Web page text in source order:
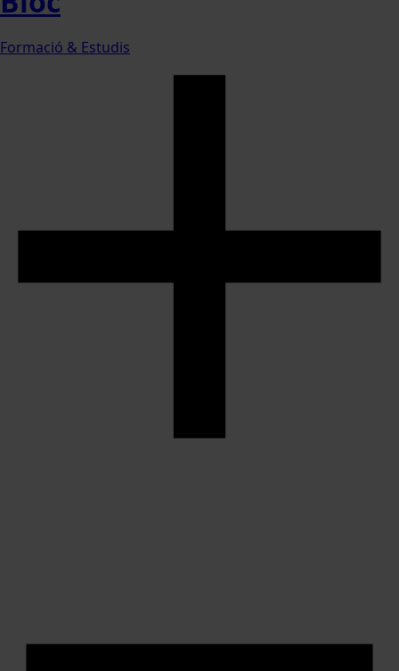
Formació & Estudis